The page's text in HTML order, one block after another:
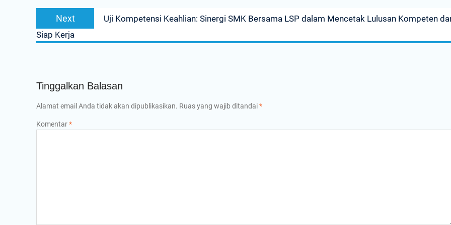
Next
Next
post:
Uji Kompetensi Keahlian: Sinergi SMK Bersama LSP dalam Mencetak Lulusan Kompeten
Siap Kerja
Tinggalkan Balasan
Alamat email Anda tidak akan dipublikasikan. Ruas yang wajib ditandai*
Komentar*